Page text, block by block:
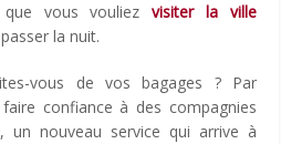
que vous vouliezvisiter la ville
la nuit.
vous de vos bagages ? Par
confiance à des compagnies
, un nouveau service qui arrive à